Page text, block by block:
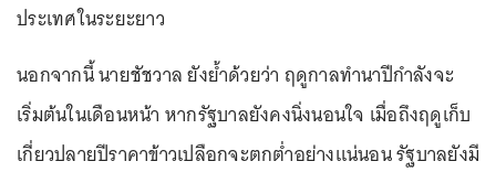
ประเทศในระยะยาว
นอกจากนี้ นายชัชวาล ยังย้ำด้วยว่า ฤดูกาลทำนาปีกำลังจะ
เริ่มต้นในเดือนหน้า หากรัฐบาลยังคงนิ่งนอนใจ เมื่อถึงฤดูเก็บ
เกี่ยวปลายปีราคาข้าวเปลือกจะตกต่ำอย่างแน่นอน รัฐบาลยังมี